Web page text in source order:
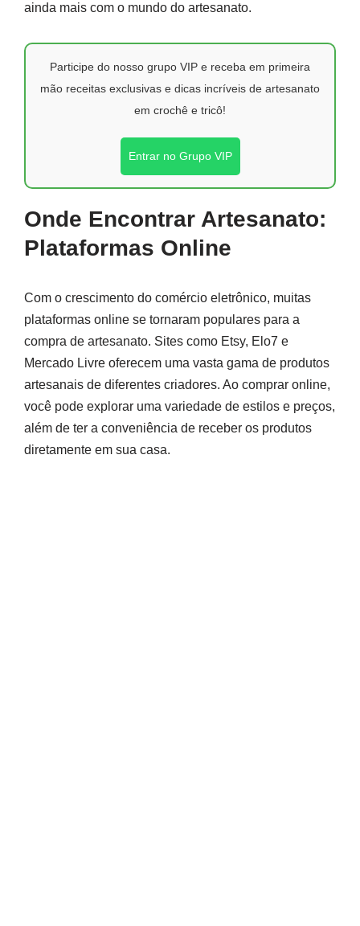
ainda mais com o mundo do artesanato.
Participe do nosso grupo VIP e receba em primeira
mão receitas exclusivas e dicas incríveis de artesanato
em crochê e tricô!
Entrar no Grupo VIP
Onde Encontrar Artesanato:
Plataformas Online
Com o crescimento do comércio eletrônico, muitas
plataformas online se tornaram populares para a
compra de artesanato. Sites como Etsy, Elo7 e
Mercado Livre oferecem uma vasta gama de produtos
artesanais de diferentes criadores. Ao comprar online,
você pode explorar uma variedade de estilos e preços,
além de ter a conveniência de receber os produtos
diretamente em sua casa.